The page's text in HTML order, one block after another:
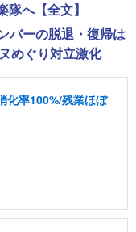
へ【全文】
バーの脱退・復帰は
めぐり対立激化
化率100%/残業ほぼ